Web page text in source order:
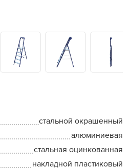
стальной окрашенный
алюминиевая
стальная оцинкованная
накладной пластиковый